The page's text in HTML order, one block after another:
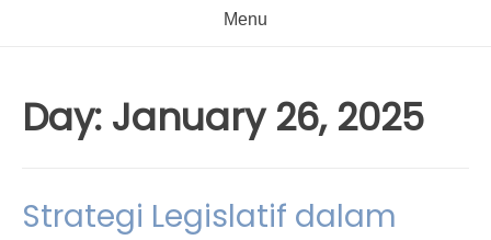
Menu
Day: January 26, 2025
Strategi Legislatif dalam